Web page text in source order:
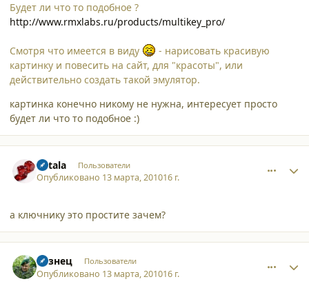
Будет ли что то подобное ?
http://www.rmxlabs.ru/products/multikey_pro/
Смотря что имеется в виду
- нарисовать красивую
картинку и повесить на сайт, для "красоты", или
действительно создать такой эмулятор.
картинка конечно никому не нужна, интересует просто
будет ли что то подобное :)
katala Пользователи
Опубликовано 13 марта, 201016 г.
а ключнику это простите зачем?
Кузнец Пользователи
Опубликовано 13 марта, 201016 г.